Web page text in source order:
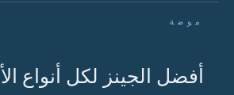
موضة
أفضل الجينز لكل أنواع